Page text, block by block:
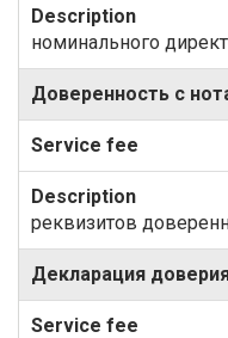
номинального
Доверенность с
реквизитов
Декларация